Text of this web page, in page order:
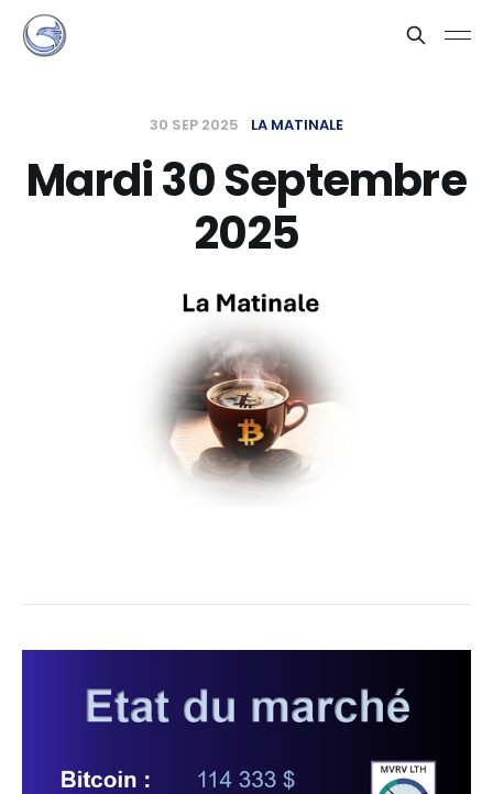
30 SEP 2025 LA MATINALE
Mardi 30 Septembre
2025